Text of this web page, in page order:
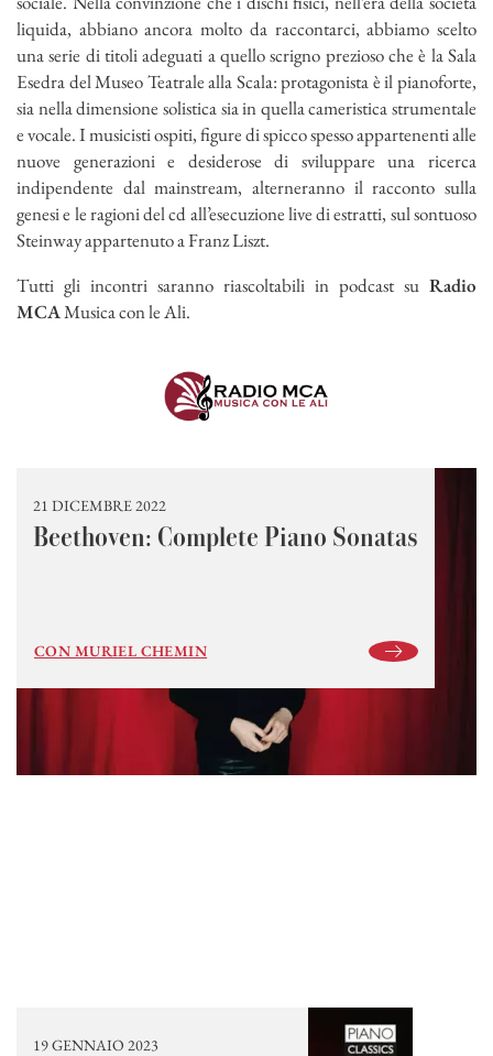
liquida, abbiano ancora molto da raccontarci, abbiamo scelto
una serie di titoli adeguati a quello scrigno prezioso che è la Sala
Esedra del Museo Teatrale alla Scala: protagonista è il pianoforte,
sia nella dimensione solistica sia in quella cameristica strumentale
e vocale. I musicisti ospiti, figure di spicco spesso appartenenti alle
nuove generazioni e desiderose di sviluppare una ricerca
indipendente dal mainstream, alterneranno il racconto sulla
genesi e le ragioni del cd all’esecuzione live di estratti, sul sontuoso
Steinway appartenuto a Franz Liszt.
Tutti gli incontri saranno riascoltabili in podcast su Radio
MCAMusica con le Ali.
21 DICEMBRE 2022
Beethoven: Complete Piano Sonatas
CON MURIEL CHEMIN
19 GENNAIO 2023